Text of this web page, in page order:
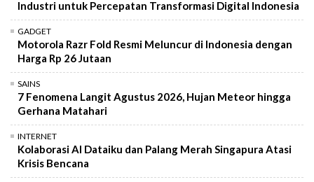
Industri untuk Percepatan Transformasi Digital Indonesia
GADGET
Motorola Razr Fold Resmi Meluncur di Indonesia dengan
Harga Rp 26 Jutaan
SAINS
7 Fenomena Langit Agustus 2026, Hujan Meteor hingga
Gerhana Matahari
INTERNET
Kolaborasi AI Dataiku dan Palang Merah Singapura Atasi
Krisis Bencana